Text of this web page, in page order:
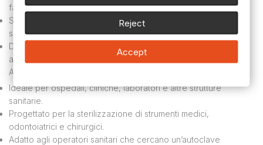
facile e veloce.
Sistemi di sicurezza integrati: protezione contro il
surriscaldamento e gli errori di funzionamento.
Design robusto: progettato per un uso intensivo e duraturo in
ambienti medici difficili.
Applicazioni:
Ideale per ospedali, cliniche, laboratori e altre strutture
sanitarie.
Progettato per la sterilizzazione di strumenti medici,
odontoiatrici e chirurgici.
Adatto agli operatori sanitari che cercano un’autoclave
Reject
Accept